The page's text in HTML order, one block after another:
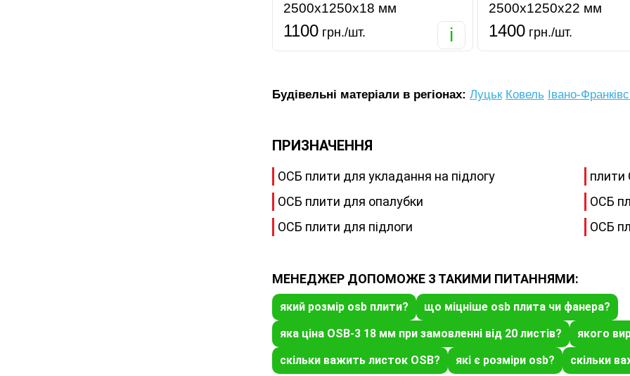
2500х1250х18 мм
1100 грн./шт. i
2500х1250х22 мм
1400грн./шт.
Будівельні матеріали в регіонах: Луцьк Ковель Івано-
ПРИЗНАЧЕННЯ
ОСБ плити для укладання на підлогу
ОСБ плити для опалубки
ОСБ плити для підлоги
плити
ОСБ
ОСБ
МЕНЕДЖЕР ДОПОМОЖЕ З ТАКИМИ ПИТАННЯМИ:
який розмір osb плити?
що міцніше osb плита чи фанера?
яка ціна OSB-3 18 мм при замовленні від 20 листів?
якого
скільки важить листок OSB?
які є розміри osb? скільки